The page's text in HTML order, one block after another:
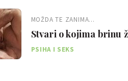
MOŽDA TE ZANIMA...
Stvari o kojima brinu
PSIHA I SEKS